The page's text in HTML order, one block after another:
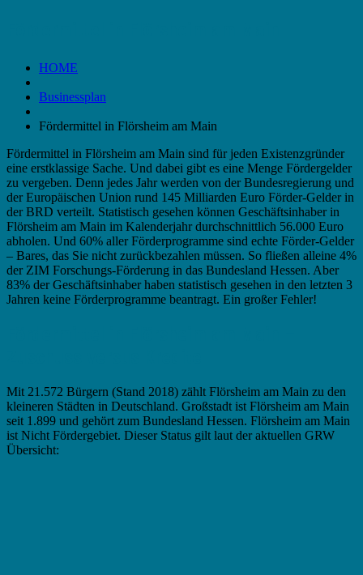
HOME
Businessplan
Fördermittel in Flörsheim am Main
Fördermittel in Flörsheim am Main sind für jeden Existenzgründer
eine erstklassige Sache. Und dabei gibt es eine Menge Fördergelder
zu vergeben. Denn jedes Jahr werden von der Bundesregierung und
der Europäischen Union rund 145 Milliarden Euro Förder-Gelder in
der BRD verteilt. Statistisch gesehen können Geschäftsinhaber in
Flörsheim am Main im Kalenderjahr durchschnittlich 56.000 Euro
abholen. Und 60% aller Förderprogramme sind echte Förder-Gelder
– Bares, das Sie nicht zurückbezahlen müssen. So fließen alleine 4%
der ZIM Forschungs-Förderung in das Bundesland Hessen. Aber
83% der Geschäftsinhaber haben statistisch gesehen in den letzten 3
Jahren keine Förderprogramme beantragt. Ein großer Fehler!
Mit 21.572 Bürgern (Stand 2018) zählt Flörsheim am Main zu den
kleineren Städten in Deutschland. Großstadt ist Flörsheim am Main
seit 1.899 und gehört zum Bundesland Hessen. Flörsheim am Main
ist Nicht Fördergebiet. Dieser Status gilt laut der aktuellen GRW
Übersicht: